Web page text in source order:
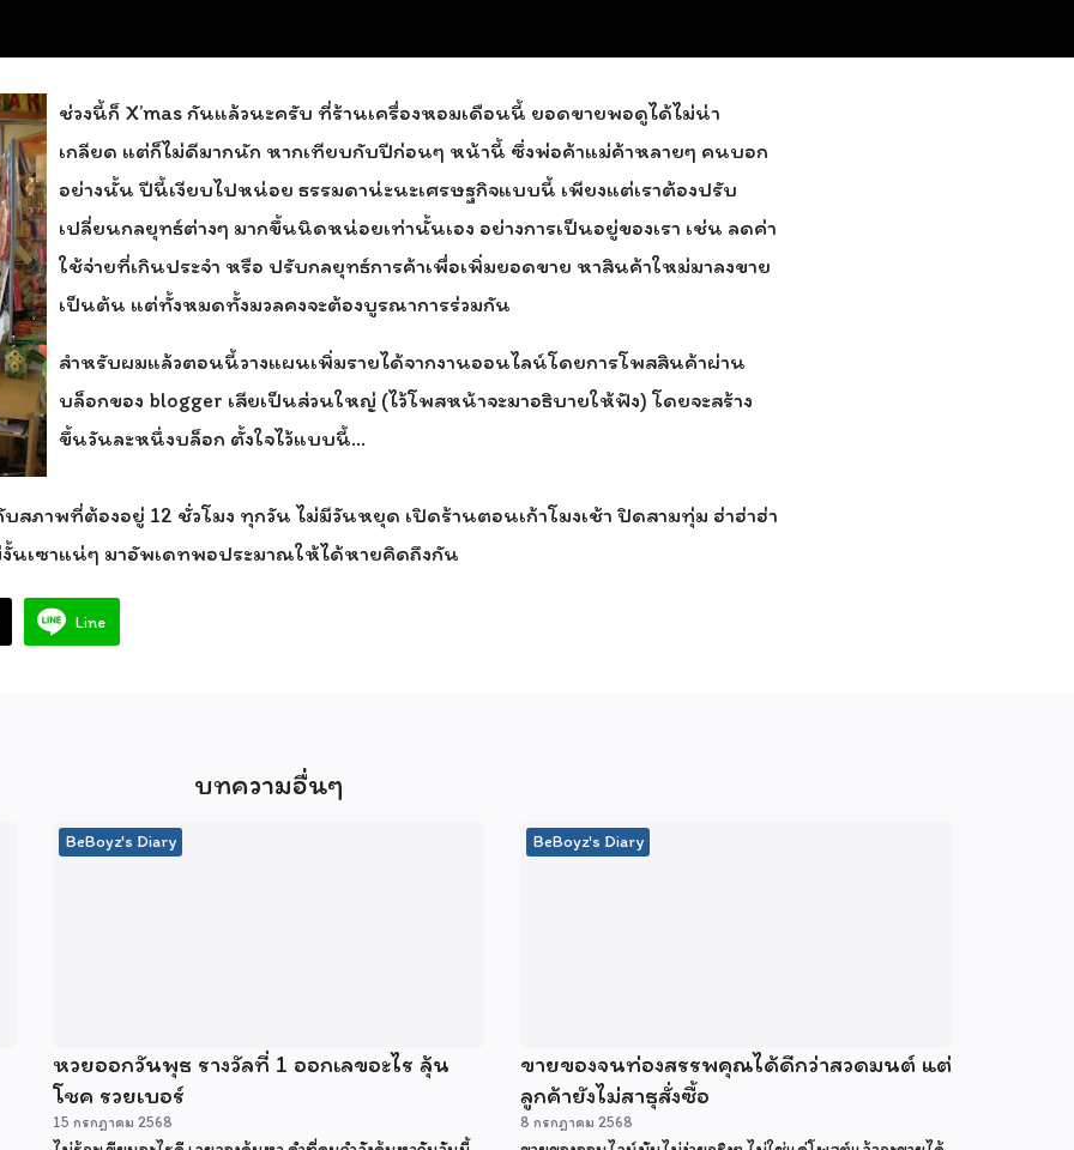
ช่วงนี้ก็ X’mas กันแล้วนะครับ ที่ร้านเครื่องหอมเดือนนี้ ยอดขายพอดูได้ไม่น่า
เกลียด แต่ก็ไม่ดีมากนัก หากเทียบกับปีก่อนๆ หน้านี้ ซึ่งพ่อค้าแม่ค้าหลายๆ คนบอก
อย่างนั้น ปีนี้เงียบไปหน่อย ธรรมดาน่ะนะเศรษฐกิจแบบนี้ เพียงแต่เราต้องปรับ
เปลี่ยนกลยุทธ์ต่างๆ มากขึ้นนิดหน่อยเท่านั้นเอง อย่างการเป็นอยู่ของเรา เช่น ลดค่า
ใช้จ่ายที่เกินประจำ หรือ ปรับกลยุทธ์การค้าเพื่อเพิ่มยอดขาย หาสินค้าใหม่มาลงขาย
เป็นต้น แต่ทั้งหมดทั้งมวลคงจะต้องบูรณาการร่วมกัน
สำหรับผมแล้วตอนนี้วางแผนเพิ่มรายได้จากงานออนไลน์โดยการโพสสินค้าผ่าน
บล็อกของ blogger เสียเป็นส่วนใหญ่ (ไว้โพสหน้าจะมาอธิบายให้ฟัง) โดยจะสร้าง
ขึ้นวันละหนึ่งบล็อก ตั้งใจไว้แบบนี้…
สภาพที่ต้องอยู่ 12 ชั่วโมง ทุกวัน ไม่มีวันหยุด เปิดร้านตอนเก้าโมงเช้า ปิดสามทุ่ม ฮ่าฮ่าฮ่า
นเซาแน่ๆ มาอัพเดทพอประมาณให้ได้หายคิดถึงกัน
Line
บทความอื่นๆ
BeBoyz's Diary
หวยออกวันพุธ รางวัลที่ 1 ออกเลขอะไร ลุ้น
โชค รวยเบอร์
15 กรกฎาคม 2568
BeBoyz's Diary
ขายของจนท่องสรรพคุณได้ดีกว่าสวดมนต์ แต่
ลูกค้ายังไม่สาธุสั่งซื้อ
8 กรกฎาคม 2568